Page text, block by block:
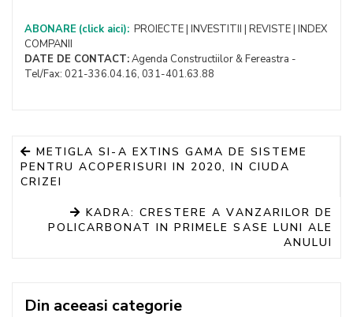
ABONARE (click aici): PROIECTE | INVESTITII | REVISTE | INDEX
COMPANII
DATE DE CONTACT:Agenda Constructiilor & Fereastra -
Tel/Fax: 021-336.04.16, 031-401.63.88
METIGLA SI-A EXTINS GAMA DE SISTEME
PENTRU ACOPERISURI IN 2020, IN CIUDA
CRIZEI
KADRA: CRESTERE A VANZARILOR DE
POLICARBONAT IN PRIMELE SASE LUNI ALE
ANULUI
Din aceeasi categorie